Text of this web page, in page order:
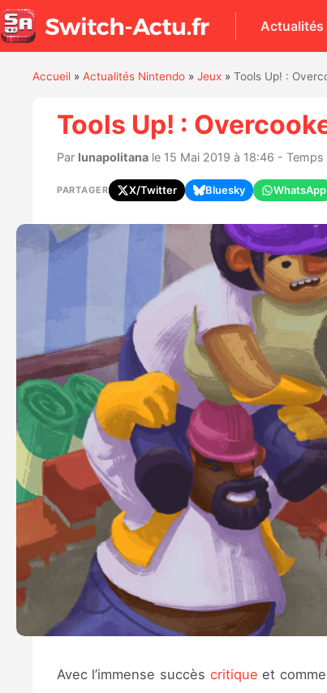
Actualités
Accueil» Actualités Nintendo» Jeux» Tools Up! :
Tools Up! :
Par lunapolitanale 15 Mai 2019 à 18:46 - Temps
PARTAGER X/Twitter Bluesky WhatsApp
Avec l’immense succès critique et